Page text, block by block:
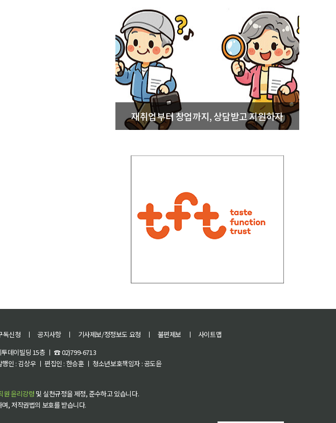
재취업부터 창업까지, 상담받고 지원하자
독신청 ㅣ 공지사항 ㅣ 기사제보/정정보도 요청 ㅣ 불편제보 ㅣ
사이트맵
투데이빌딩 15층 ㅣ ☎ 02)799-6713
인 : 김상우 ㅣ 편집인 : 한승훈 ㅣ 청소년보호책임자 : 공도윤
원 윤리강령 및 실천규정을 제정, 준수하고 있습니다.
, 저작권법의 보호를 받습니다.